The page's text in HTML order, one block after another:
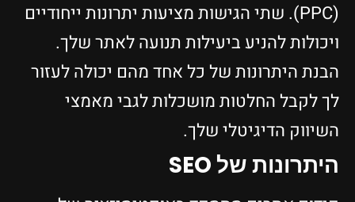
(PPC). שתי הגישות מציעות יתרונות ייחודיים
ויכולות להניע ביעילות תנועה לאתר שלך.
הבנת היתרונות של כל אחד מהם יכולה לעזור
לך לקבל החלטות מושכלות לגבי מאמצי
השיווק הדיגיטלי שלך.
היתרונות של SEO